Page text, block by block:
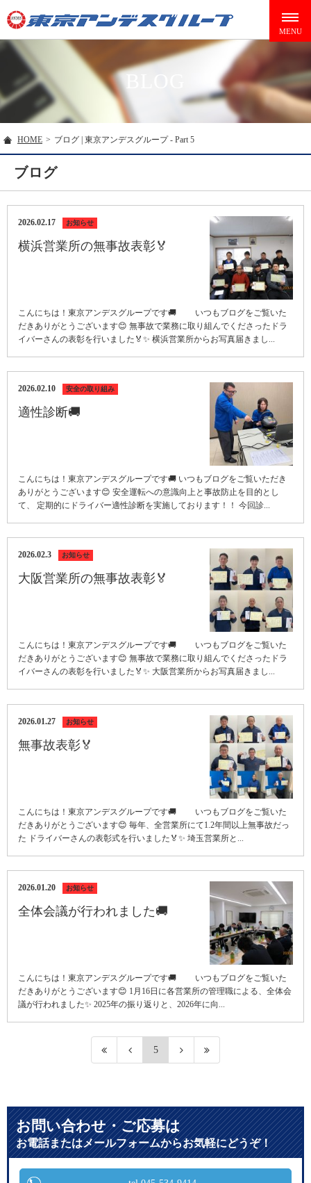
BLOG
HOME > ブログ | 東京アンデスグループ - Part 5
ブログ
2026.02.17 お知らせ
横浜営業所の無事故表彰🏅
こんにちは！東京アンデスグループです🚚 いつもブログをご覧いた
だきありがとうございます😊 無事故で業務に取り組んでくださったドラ
イバーさんの表彰を行いました🏅✨ 横浜営業所からお写真届きまし...
2026.02.10 安全の取り組み
適性診断🚚
こんにちは！東京アンデスグループです🚚 いつもブログをご覧いただき
ありがとうございます😊 安全運転への意識向上と事故防止を目的とし
て、 定期的にドライバー適性診断を実施しております！！ 今回診...
2026.02.3 お知らせ
大阪営業所の無事故表彰🏅
こんにちは！東京アンデスグループです🚚 いつもブログをご覧いた
だきありがとうございます😊 無事故で業務に取り組んでくださったドラ
イバーさんの表彰を行いました🏅✨ 大阪営業所からお写真届きまし...
2026.01.27 お知らせ
無事故表彰🏅
こんにちは！東京アンデスグループです🚚 いつもブログをご覧いた
だきありがとうございます😊 毎年、全営業所にて1.2年間以上無事故だっ
た ドライバーさんの表彰式を行いました🏅✨ 埼玉営業所と...
2026.01.20 お知らせ
全体会議が行われました🚚
こんにちは！東京アンデスグループです🚚 いつもブログをご覧いた
だきありがとうございます😊 1月16日に各営業所の管理職による、全体会
議が行われました✨ 2025年の振り返りと、2026年に向...
5
お問い合わせ・ご応募は
お電話またはメールフォームからお気軽にどうぞ！